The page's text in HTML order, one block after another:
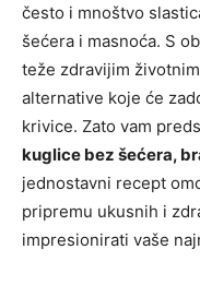
često i mnoštvo
šećera i masnoća. S
teže zdravijim
alternative koje će
krivice. Zato vam
kuglice bez šećera,
jednostavni recept
pripremu ukusnih i
impresionirati vaše